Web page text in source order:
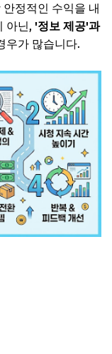
정적인 수익을 내
아닌, '정보 제공'과
우가 많습니다.